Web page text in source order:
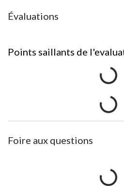
Évaluations
Points saillants de
Foire aux questions